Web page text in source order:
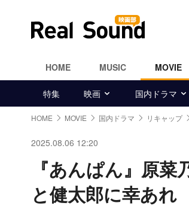
HOME MUSIC MOVIE
特集 映画 国内ドラマ
HOME MOVIE 国内ドラマ リキャップ
2025.08.06 12:20
『あんぱん』原
と健太郎に幸あれ